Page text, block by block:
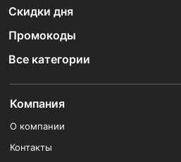
Скидки дня
Промокоды
Все категории
Компания
О компании
Контакты